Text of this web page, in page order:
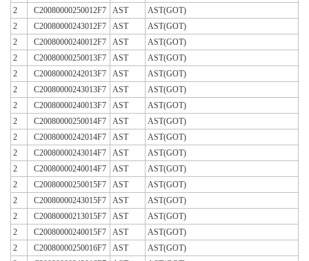
2
C20080000250012F7 AST
AST(GOT)
2
C20080000243012F7 AST
AST(GOT)
2
C20080000240012F7 AST
AST(GOT)
2
C20080000250013F7 AST
AST(GOT)
2
C20080000242013F7 AST
AST(GOT)
2
C20080000243013F7 AST
AST(GOT)
2
C20080000240013F7 AST
AST(GOT)
2
C20080000250014F7 AST
AST(GOT)
2
C20080000242014F7 AST
AST(GOT)
2
C20080000243014F7 AST
AST(GOT)
2
C20080000240014F7 AST
AST(GOT)
2
C20080000250015F7 AST
AST(GOT)
2
C20080000243015F7 AST
AST(GOT)
2
C20080000213015F7 AST
AST(GOT)
2
C20080000240015F7 AST
AST(GOT)
2
C20080000250016F7 AST
AST(GOT)